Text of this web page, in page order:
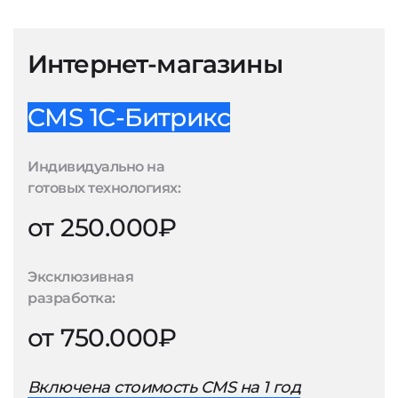
Интернет-магазины
CMS 1С-Битрикс
Индивидуально на
готовых технологиях:
от 250.000₽
Эксклюзивная
разработка:
от 750.000₽
Включена стоимость CMS на 1 год